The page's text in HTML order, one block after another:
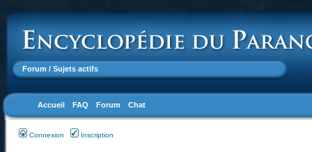
Forum / Sujets actifs
Accueil FAQ Forum Chat
Connexion Inscription